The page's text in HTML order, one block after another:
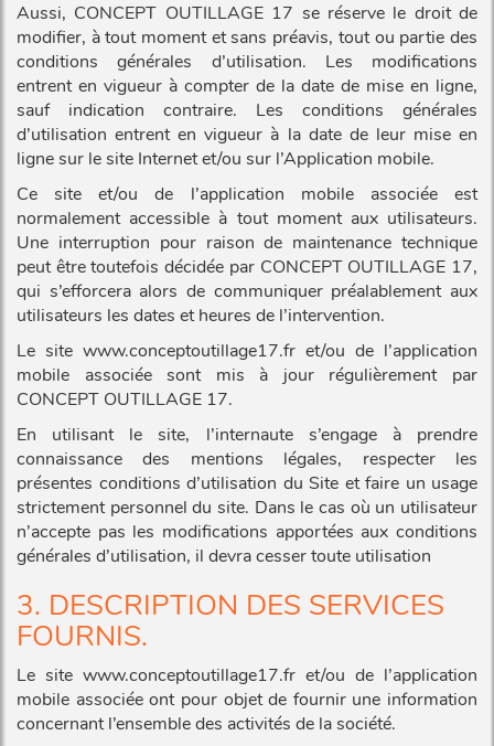
Aussi, CONCEPT OUTILLAGE 17 se réserve le droit de
modifier, à tout moment et sans préavis, tout ou partie des
conditions générales d’utilisation. Les modifications
entrent en vigueur à compter de la date de mise en ligne,
sauf indication contraire. Les conditions générales
d’utilisation entrent en vigueur à la date de leur mise en
ligne sur le site Internet et/ou sur l’Application mobile.
Ce site et/ou de l’application mobile associée est
normalement accessible à tout moment aux utilisateurs.
Une interruption pour raison de maintenance technique
peut être toutefois décidée par CONCEPT OUTILLAGE 17,
qui s’efforcera alors de communiquer préalablement aux
utilisateurs les dates et heures de l’intervention.
Le site www.conceptoutillage17.fr et/ou de l’application
mobile associée sont mis à jour régulièrement par
CONCEPT OUTILLAGE 17.
En utilisant le site, l’internaute s’engage à prendre
connaissance des mentions légales, respecter les
présentes conditions d’utilisation du Site et faire un usage
strictement personnel du site. Dans le cas où un utilisateur
n’accepte pas les modifications apportées aux conditions
générales d’utilisation, il devra cesser toute utilisation
3. DESCRIPTION DES SERVICES
FOURNIS.
Le site www.conceptoutillage17.fr et/ou de l’application
mobile associée ont pour objet de fournir une information
concernant l’ensemble des activités de la société.